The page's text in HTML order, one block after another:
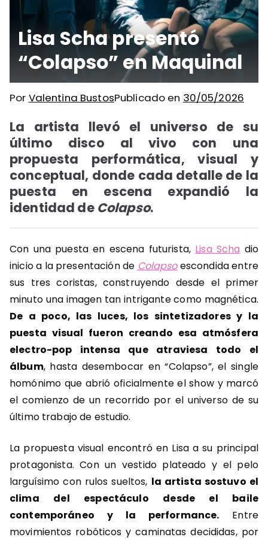
Lisa Scha presentó
“Colapso” en Maquinal
Por Valentina BustosPublicado en 30/05/2026
La artista llevó el universo de su
último disco al vivo con una
propuesta performática, visual y
conceptual, donde cada detalle de la
puesta en escena expandió la
identidad de Colapso.
Con una puesta en escena futurista, Lisa Scha dio
inicio a la presentación de Colapsoescondida entre
sus tres coristas, construyendo desde el primer
minuto una imagen tan intrigante como magnética.
De a poco, las luces, los sintetizadores y la
puesta visual fueron creando esa atmósfera
electro-pop intensa que atraviesa todo el
álbum, hasta desembocar en “Colapso”, el single
homónimo que abrió oficialmente el show y marcó
el comienzo de un recorrido por el universo de su
último trabajo de estudio.
La propuesta visual encontró en Lisa a su principal
protagonista. Con un vestido plateado y el pelo
larguísimo con rulos sueltos, la artista sostuvo el
clima del espectáculo desde el baile
contemporáneo y la performance. Entre
movimientos robóticos y caminatas decididas, por